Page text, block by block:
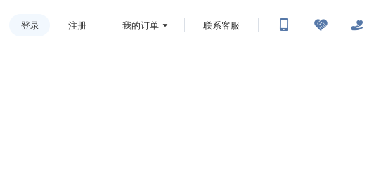
登录 注册 我的订单 联系客服